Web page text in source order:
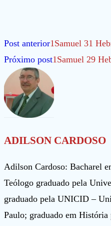
Leia
mais
artigos
Post anterior1Samuel 31
Próximo post1Samuel 29
ADILSON CARDOSO
Adilson Cardoso: Bacharel
Teólogo graduado pela
graduado pela UNICID –
Paulo; graduado em